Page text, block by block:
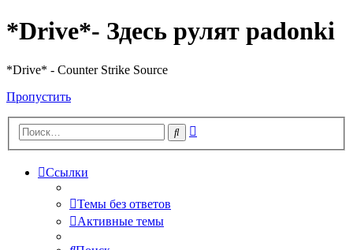
*Drive*- Здесь рулят padonki
*Drive* - Counter Strike Source
Пропустить
Поиск
Ссылки
Темы без ответов
Активные темы